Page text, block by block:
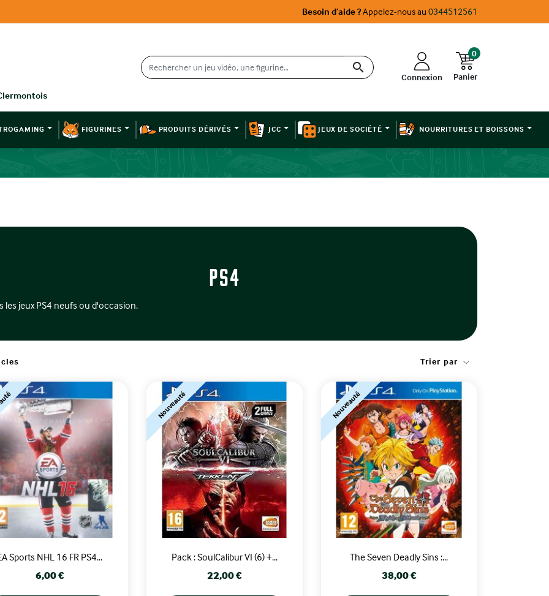
Besoin d’aide ?Appelez-nous au 0344512561

Connexion Panier
0
FIGURINES PRODUITS DÉRIVÉS JCC JEUX DE SOCIÉTÉ NOURRITURES ET BOISSONS
PS4
les jeux PS4 neufs ou d'occasion.
Trier par
Sports NHL 16 FR PS4...
Prix
6,00 €
Pack : SoulCalibur VI (6) +...
Prix
22,00 €
Nouveauté
The Seven Deadly Sins :...
Prix
38,00 €
Nouveauté